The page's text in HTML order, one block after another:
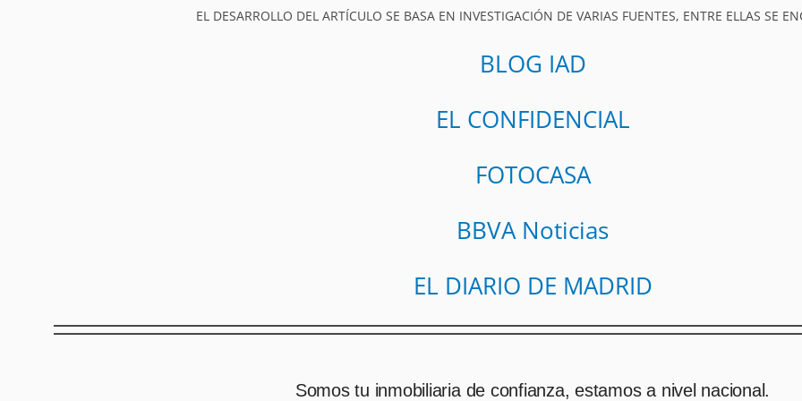
EL DESARROLLO DEL ARTÍCULO SE BASA EN INVESTIGACIÓN DE VARIAS FUENTES, ENTRE ELLAS SE
BLOG IAD
EL CONFIDENCIAL
FOTOCASA
BBVA Noticias
EL DIARIO DE MADRID
Somos tu inmobiliaria de confianza, estamos a nivel nacional.